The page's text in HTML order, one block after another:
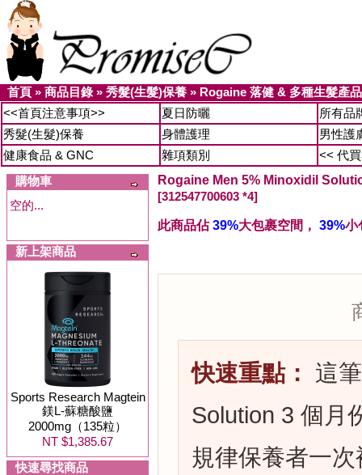
首頁 » 商品目錄» 秀髮(生髮)保養 » Rogaine 落健 & 多種生髮產品
<<首頁注意事項>>
夏日防曬
所有品
秀髮(生髮)保養
身體護理
男性護
健康食品 & GNC
雜項類別
<< 代
購物車
空的...
新上架商品
Sports Research Magtein
鎂L-蘇糖酸鹽
2000mg（135粒）
NT $1,385.67
快速尋找商品
Rogaine Men 5% Minoxidil
[312547700603 *4]
此商品佔39%大包裹空間， 39%小
快速重點：
這
Solution 3 個月
規律保養者一